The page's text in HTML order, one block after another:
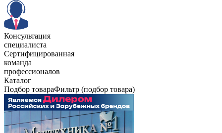
Консультация
специалиста
Сертифицированная
команда
профессионалов
Каталог
Подбор товараФильтр (подбор товара)